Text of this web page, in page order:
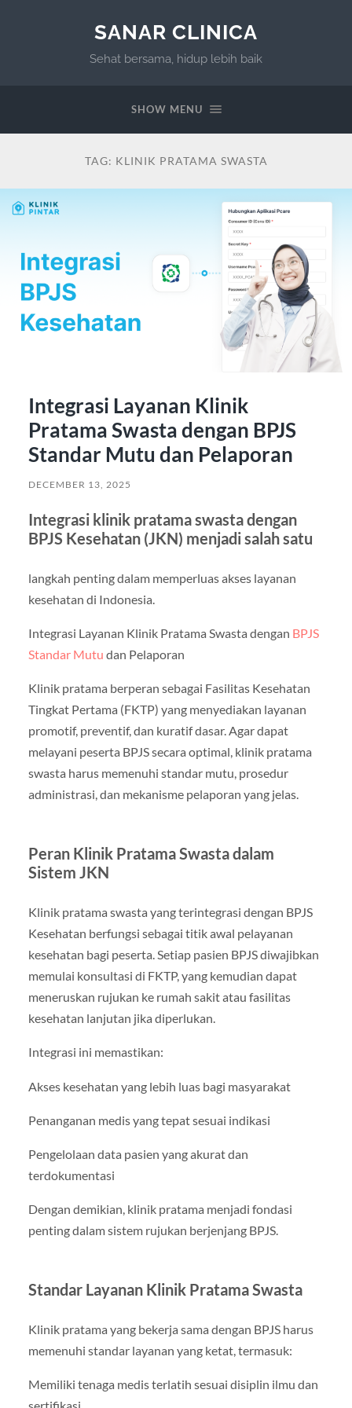
SANAR CLINICA
Sehat bersama, hidup lebih baik
SHOW MENU
TAG: KLINIK PRATAMA SWASTA
Integrasi Layanan Klinik
Pratama Swasta dengan BPJS
Standar Mutu dan Pelaporan
DECEMBER 13, 2025
Integrasi klinik pratama swasta dengan
BPJS Kesehatan (JKN) menjadi salah satu
langkah penting dalam memperluas akses layanan
kesehatan di Indonesia.
Integrasi Layanan Klinik Pratama Swasta dengan BPJS
Standar Mutu dan Pelaporan
Klinik pratama berperan sebagai Fasilitas Kesehatan
Tingkat Pertama (FKTP) yang menyediakan layanan
promotif, preventif, dan kuratif dasar. Agar dapat
melayani peserta BPJS secara optimal, klinik pratama
swasta harus memenuhi standar mutu, prosedur
administrasi, dan mekanisme pelaporan yang jelas.
Peran Klinik Pratama Swasta dalam
Sistem JKN
Klinik pratama swasta yang terintegrasi dengan BPJS
Kesehatan berfungsi sebagai titik awal pelayanan
kesehatan bagi peserta. Setiap pasien BPJS diwajibkan
memulai konsultasi di FKTP, yang kemudian dapat
meneruskan rujukan ke rumah sakit atau fasilitas
kesehatan lanjutan jika diperlukan.
Integrasi ini memastikan:
Akses kesehatan yang lebih luas bagi masyarakat
Penanganan medis yang tepat sesuai indikasi
Pengelolaan data pasien yang akurat dan
terdokumentasi
Dengan demikian, klinik pratama menjadi fondasi
penting dalam sistem rujukan berjenjang BPJS.
Standar Layanan Klinik Pratama Swasta
Klinik pratama yang bekerja sama dengan BPJS harus
memenuhi standar layanan yang ketat, termasuk:
Memiliki tenaga medis terlatih sesuai disiplin ilmu dan